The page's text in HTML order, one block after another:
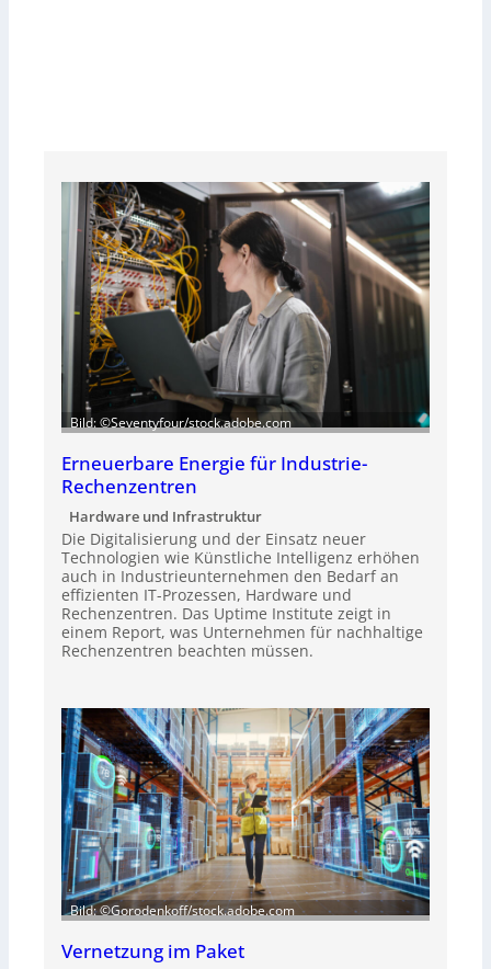
Bild: ©Seventyfour/stock.adobe.com
Erneuerbare Energie für Industrie-
Rechenzentren
Hardware und Infrastruktur
Die Digitalisierung und der Einsatz neuer
Technologien wie Künstliche Intelligenz erhöhen
auch in Industrieunternehmen den Bedarf an
effizienten IT-Prozessen, Hardware und
Rechenzentren. Das Uptime Institute zeigt in
einem Report, was Unternehmen für nachhaltige
Rechenzentren beachten müssen.
Bild: ©Gorodenkoff/stock.adobe.com
Vernetzung im Paket